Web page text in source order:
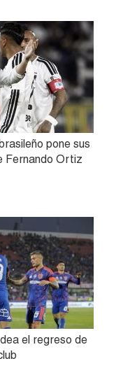
pone sus
Fernando Ortiz
el regreso de